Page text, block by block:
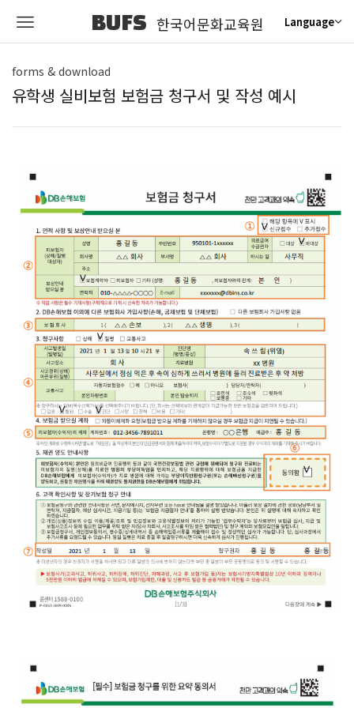
BUFS 한국어문화교육원 Language
forms & download
유학생 실비보험 보험금 청구서 및 작성 예시